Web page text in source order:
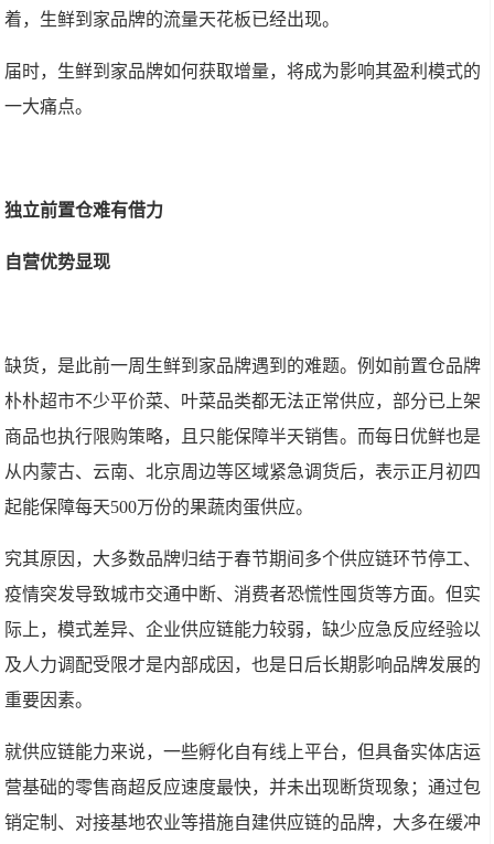
着，生鲜到家品牌的流量天花板已经出现。
届时，生鲜到家品牌如何获取增量，将成为影响其盈利模式的
一大痛点。
独立前置仓难有借力
自营优势显现
缺货，是此前一周生鲜到家品牌遇到的难题。例如前置仓品牌
朴朴超市不少平价菜、叶菜品类都无法正常供应，部分已上架
商品也执行限购策略，且只能保障半天销售。而每日优鲜也是
从内蒙古、云南、北京周边等区域紧急调货后，表示正月初四
起能保障每天500万份的果蔬肉蛋供应。
究其原因，大多数品牌归结于春节期间多个供应链环节停工、
疫情突发导致城市交通中断、消费者恐慌性囤货等方面。但实
际上，模式差异、企业供应链能力较弱，缺少应急反应经验以
及人力调配受限才是内部成因，也是日后长期影响品牌发展的
重要因素。
就供应链能力来说，一些孵化自有线上平台，但具备实体店运
营基础的零售商超反应速度最快，并未出现断货现象；通过包
销定制、对接基地农业等措施自建供应链的品牌，大多在缓冲